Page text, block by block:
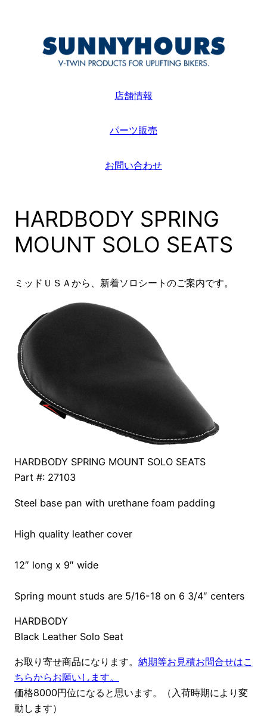
店舗情報
パーツ販売
お問い合わせ
HARDBODY SPRING
MOUNT SOLO SEATS
ミッドＵＳＡから、新着ソロシートのご案内です。
HARDBODY SPRING MOUNT SOLO SEATS
Part #: 27103
Steel base pan with urethane foam padding
High quality leather cover
12″ long x 9″ wide
Spring mount studs are 5/16-18 on 6 3/4″ centers
HARDBODY
Black Leather Solo Seat
お取り寄せ商品になります。 納期等お見積お問合せはこ
ちらからお願いします。
価格8000円位になると思います。（入荷時期により変
動します）